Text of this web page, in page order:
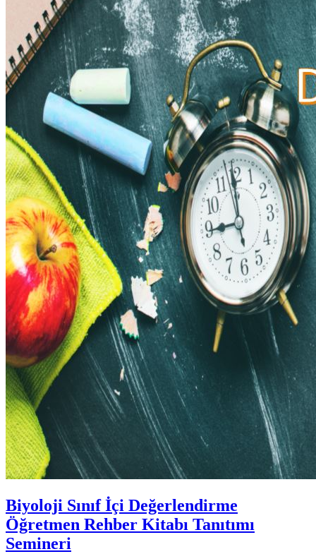
Biyoloji Sınıf İçi Değerlendirme
Öğretmen Rehber Kitabı Tanıtımı
Semineri